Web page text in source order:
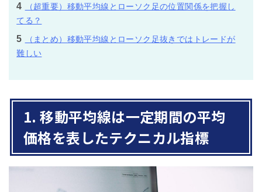
4
（超重要）移動平均線とローソク足の位置関係を把握し
てる？
5
（まとめ）移動平均線とローソク足抜きではトレードが
難しい
1. 移動平均線は一定期間の平均
価格を表したテクニカル指標